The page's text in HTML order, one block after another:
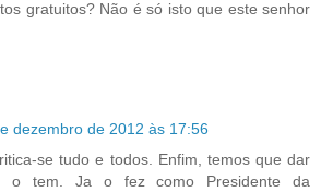
gratuitos? Não é só isto que este senhor
dezembro de 2012 às 17:56
se tudo e todos. Enfim, temos que dar
o tem. Ja o fez como Presidente da